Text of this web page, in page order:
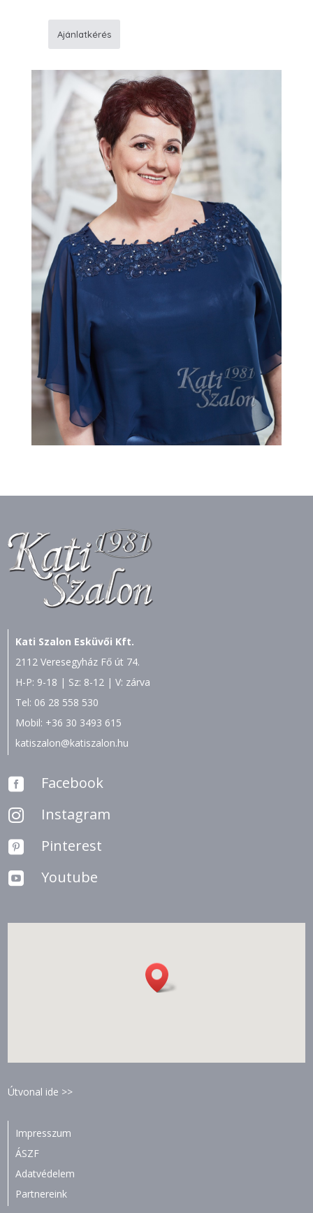
ruha
mennyiség
Ajánlatkérés
Kati Szalon Esküvői Kft.
2112 Veresegyház Fő út 74.
H-P: 9-18 | Sz: 8-12 | V: zárva
Tel: 06 28 558 530
Mobil: +36 30 3493 615
katiszalon@katiszalon.hu
 Facebook
 Instagram
 Pinterest
 Youtube
Útvonal ide >>
Impresszum
ÁSZF
Adatvédelem
Partnereink